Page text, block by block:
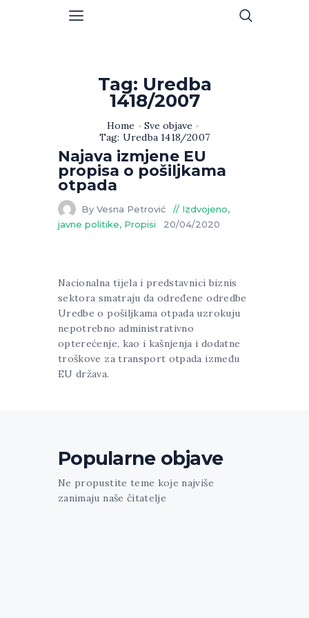
Tag: Uredba
1418/2007
Home
Sve objave
Tag: Uredba 1418/2007
Najava izmjene EU
propisa o pošiljkama
otpada
By Vesna Petrović Izdvojeno,
javne politike, Propisi 20/04/2020
Nacionalna tijela i predstavnici biznis
sektora smatraju da određene odredbe
Uredbe o pošiljkama otpada uzrokuju
nepotrebno administrativno
opterećenje, kao i kašnjenja i dodatne
troškove za transport otpada između
EU država.
Popularne objave
Ne propustite teme koje najviše
zanimaju naše čitatelje